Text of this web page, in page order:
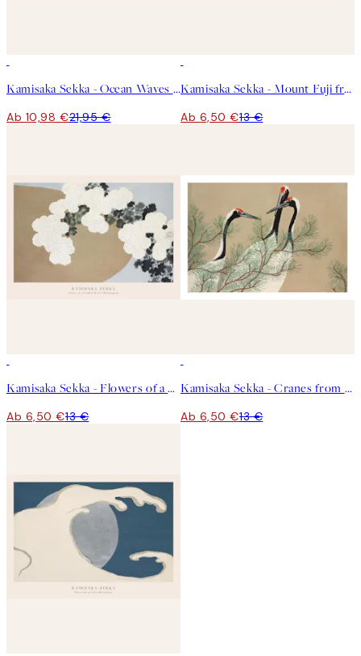
Kamisaka Sekka - Ocean Waves From Momoyogusa Poster
Ab 10,98 €21,95 €
Kamisaka Sekka - Mount Fuji from Momoyogusa Poster
Ab 6,50 €13 €
Kamisaka Sekka - Flowers of a Hundred Worlds (Momoyogusa) Poster
Ab 6,50 €13 €
Kamisaka Sekka - Cranes from Momoyogusa Poster
Ab 6,50 €13 €